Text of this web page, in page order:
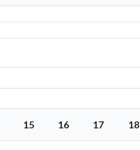
15 16 17 18